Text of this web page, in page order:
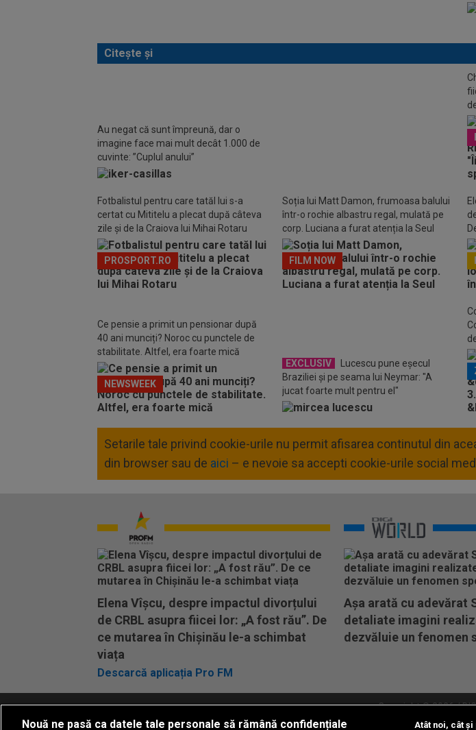
Citește și
Au negat că sunt împreună, dar o
imagine face mai mult decât 1.000 de
cuvinte: ”Cuplul anului”
Fotbalistul pentru care tatăl lui s-a
certat cu Mititelu a plecat după câteva
zile și de la Craiova lui Mihai Rotaru
PROSPORT.RO
Soția lui Matt Damon, frumoasa balului
într-o rochie albastru regal, mulată pe
corp. Luciana a furat atenția la Seul
FILM NOW
Ce pensie a primit un pensionar după
40 ani munciți? Noroc cu punctele de
stabilitate. Altfel, era foarte mică
NEWSWEEK
EXCLUSIV
Lucescu pune eşecul
Braziliei şi pe seama lui Neymar: "A
jucat foarte mult pentru el"
Setarile tale privind cookie-urile nu permit afisarea continutul din
din browser sau de aici – e nevoie sa accepti cookie-urile social
Elena Vîșcu, despre impactul divorțului
de CRBL asupra fiicei lor: „A fost rău”. De
ce mutarea în Chișinău le-a schimbat
viața
Descarcă aplicația Pro FM
Așa arată cu adevărat
detaliate imagini
dezvăluie un fenomen
Copyright © 2026 /
Termeni si conditii Politica de confidentialitate Abonare Digi TV Frecvente Digi
Nouă ne pasă ca datele tale personale să rămână confidențiale Atât noi, cât